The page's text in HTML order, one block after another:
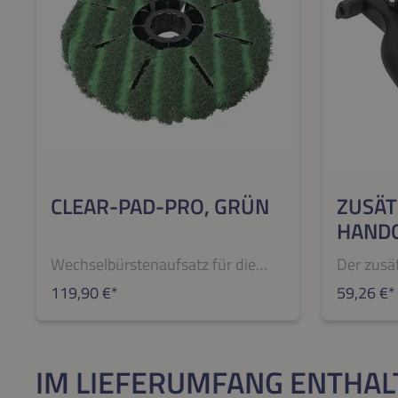
CLEAR-PAD-PRO, GRÜN
Wechselbürstenaufsatz für die
BIBER 22 BÜRSTE Mit dem
BÜRSTE erleichtern sich
119,90 €*
UND
Der
BÜRSTE
59,26 €*
IM LIEFERUMFANG